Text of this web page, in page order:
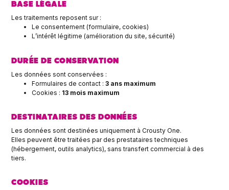
BASE LÉGALE
Les traitements reposent sur :
Le consentement (formulaire, cookies)
L’intérêt légitime (amélioration du site, sécurité)
DURÉE DE CONSERVATION
Les données sont conservées :
Formulaires de contact :3 ans maximum
Cookies : 13 mois maximum
DESTINATAIRES DES DONNÉES
Les données sont destinées uniquement à Crousty One.
Elles peuvent être traitées par des prestataires techniques
(hébergement, outils analytics), sans transfert commercial à des
tiers.
COOKIES